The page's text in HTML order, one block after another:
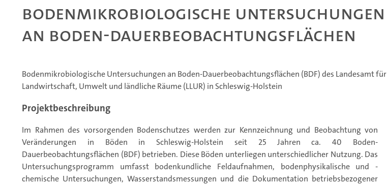
Bodenmikrobiologische Untersuchungen
an Boden-Dauerbeobachtungsflächen
Bodenmikrobiologische Untersuchungen an Boden-Dauerbeobachtungsflächen (BDF) des Landesamt für
Landwirtschaft, Umwelt und ländliche Räume (LLUR) in Schleswig-Holstein
Projektbeschreibung
Im Rahmen des vorsorgenden Bodenschutzes werden zur Kennzeichnung und Beobachtung von
Veränderungen in Böden in Schleswig-Holstein seit 25 Jahren ca. 40 Boden-
Dauerbeobachtungsflächen (BDF) betrieben. Diese Böden unterliegen unterschiedlicher Nutzung. Das
Untersuchungsprogramm umfasst bodenkundliche Feldaufnahmen, bodenphysikalische und -
chemische Untersuchungen, Wasserstandsmessungen und die Dokumentation betriebsbezogener